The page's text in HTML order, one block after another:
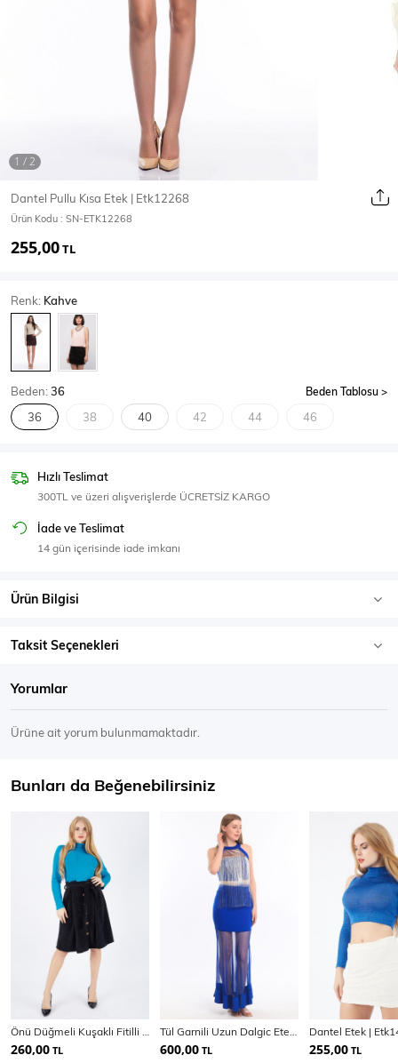
Mont & Kaban
T-Shirt
Body
SPOR GİYİM
Eşofman Üstü
Dantel Pullu Kısa Etek | Etk12268
Ürün Kodu : SN-ETK12268
255,00TL
Renk: Kahve
Beden:36 Beden Tablosu
36 38 40 42 44 46
Hızlı Teslimat
300TL ve üzeri alışverişlerde ÜCRETSİZ KARGO
İade ve Teslimat
14 gün içerisinde iade imkanı
Ürün Bilgisi
Taksit Seçenekleri
Yorumlar
Ürüne ait yorum bulunmamaktadır.
Bunları da Beğenebilirsiniz
260,00 TL 600,00 TL
Dantel Etek |
255,00 TL